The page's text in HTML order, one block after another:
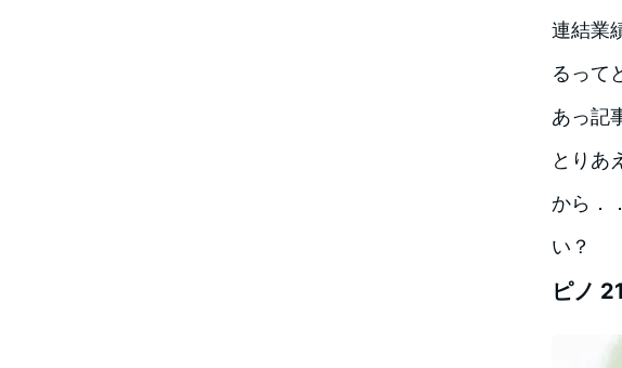
連結業
るって
あっ記
とりあ
から．
い？
ピノ